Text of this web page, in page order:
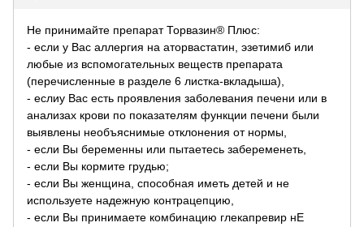
Не принимайте препарат Торвазин® Плюс:
- если у Вас аллергия на аторвастатин, эзетимиб или
любые из вспомогательных веществ препарата
(перечисленные в разделе 6 листка-вкладыша),
- еслиу Вас есть проявления заболевания печени или в
анализах крови по показателям функции печени были
выявлены необъяснимые отклонения от нормы,
- если Вы беременны или пытаетесь забеременеть,
- если Вы кормите грудью;
- если Вы женщина, способная иметь детей и не
используете надежную контрацепцию,
- если Вы принимаете комбинацию глекапревир нЕ